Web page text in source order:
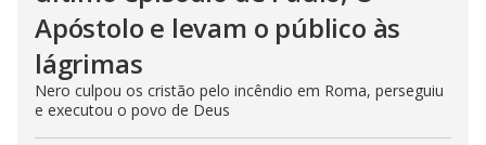
Apóstolo e levam o público às
lágrimas
Nero culpou os cristão pelo incêndio em Roma, perseguiu
e executou o povo de Deus